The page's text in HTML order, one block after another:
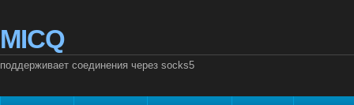
MICQ
поддерживает соединения через socks5